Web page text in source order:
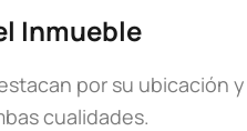
Inmueble
por su ubicación
cualidades.